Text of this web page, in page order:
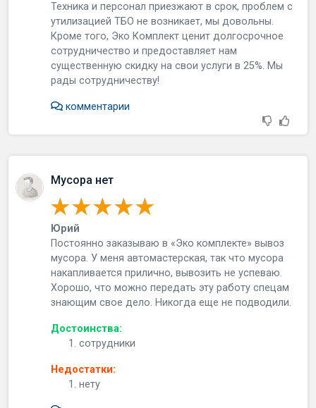
Техника и персонал приезжают в срок, проблем с
утилизацией ТБО не возникает, мы довольны.
Кроме того, Эко Комплект ценит долгосрочное
сотрудничество и предоставляет нам
существенную скидку на свои услуги в 25%. Мы
рады сотрудничеству!
комментарии
Мусора нет
Юрий
Постоянно заказываю в «Эко комплекте» вывоз
мусора. У меня автомастерская, так что мусора
накапливается прилично, вывозить не успеваю.
Хорошо, что можно передать эту работу спецам
знающим свое дело. Никогда еще не подводили.
Достоинства:
сотрудники
Недостатки:
нету